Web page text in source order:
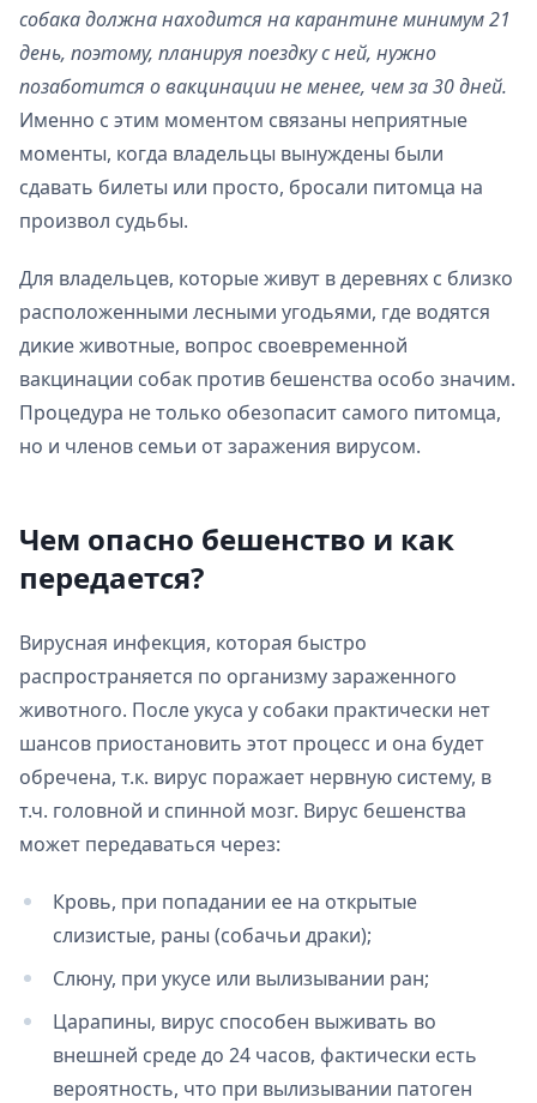
собака должна находится на карантине минимум 21
день, поэтому, планируя поездку с ней, нужно
позаботится о вакцинации не менее, чем за 30 дней.
Именно с этим моментом связаны неприятные
моменты, когда владельцы вынуждены были
сдавать билеты или просто, бросали питомца на
произвол судьбы.
Для владельцев, которые живут в деревнях с близко
расположенными лесными угодьями, где водятся
дикие животные, вопрос своевременной
вакцинации собак против бешенства особо значим.
Процедура не только обезопасит самого питомца,
но и членов семьи от заражения вирусом.
Чем опасно бешенство и как
передается?
Вирусная инфекция, которая быстро
распространяется по организму зараженного
животного. После укуса у собаки практически нет
шансов приостановить этот процесс и она будет
обречена, т.к. вирус поражает нервную систему, в
т.ч. головной и спинной мозг. Вирус бешенства
может передаваться через:
Кровь, при попадании ее на открытые
слизистые, раны (собачьи драки);
Слюну, при укусе или вылизывании ран;
Царапины, вирус способен выживать во
внешней среде до 24 часов, фактически есть
вероятность, что при вылизывании патоген